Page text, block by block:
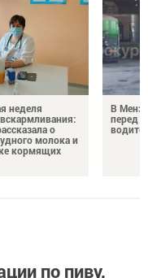
неделя
о
молока и
кормящих
В
перед
по пиву,